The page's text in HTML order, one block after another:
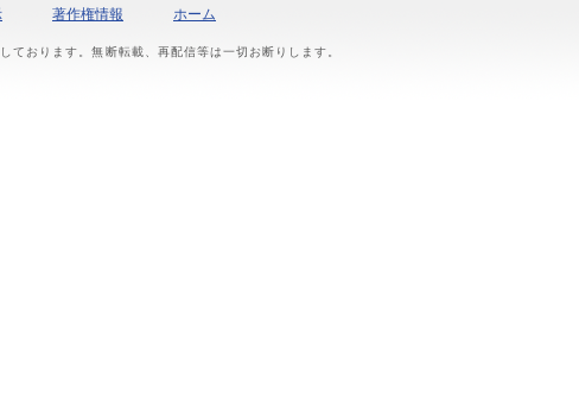
著作権情報 ホーム
おります。無断転載、再配信等は一切お断りします。